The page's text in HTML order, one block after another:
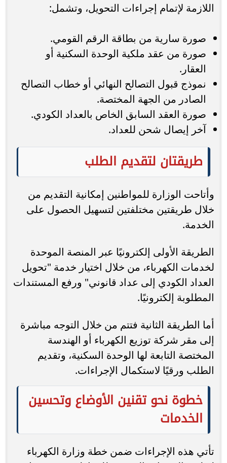
اللازمة لإتمام إجراءات التحويل، وتشمل:
صورة سارية من بطاقة الرقم القومي.
صورة من عقد ملكية الوحدة السكنية أو
العقار.
نموذج قبول التصالح النهائي أو خطاب التصالح
الصادر من الجهة المختصة.
صورة العقد السابق الخاص بالعداد الكودي.
آخر إيصال شحن للعداد.
طريقتان لتقديم الطلب
وأتاحت الوزارة للمواطنين إمكانية التقديم من
خلال طريقتين مختلفتين لتسهيل الحصول على
الخدمة.
الطريقة الأولى إلكترونيًا عبر المنصة الموحدة
لخدمات الكهرباء، من خلال اختيار خدمة "تحويل
العداد الكودي إلى عداد قانوني" ورفع المستندات
المطلوبة إلكترونيًا.
أما الطريقة الثانية فتتم من خلال التوجه مباشرة
إلى مقر شركة توزيع الكهرباء أو الهندسة
المختصة التابعة لها الوحدة السكنية، وتقديم
الطلب ورقيًا لاستكمال الإجراءات.
خطوة نحو تقنين الأوضاع وتحسين
الخدمات
تأتي هذه الإجراءات ضمن خطة وزارة الكهرباء